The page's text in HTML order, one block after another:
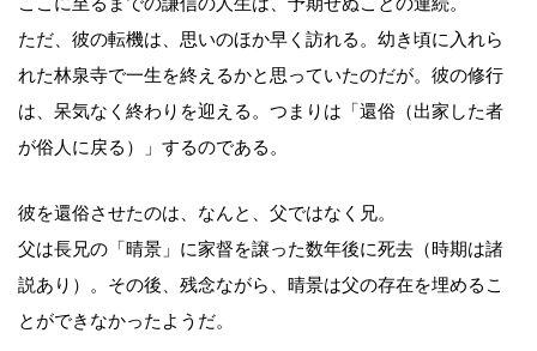
ここに至るまでの謙信の人生は、予期せぬことの連続。
ただ、彼の転機は、思いのほか早く訪れる。幼き頃に入れら
れた林泉寺で一生を終えるかと思っていたのだが。彼の修行
は、呆気なく終わりを迎える。つまりは「還俗（出家した者
が俗人に戻る）」するのである。
彼を還俗させたのは、なんと、父ではなく兄。
父は長兄の「晴景」に家督を譲った数年後に死去（時期は諸
説あり）。その後、残念ながら、晴景は父の存在を埋めるこ
とができなかったようだ。